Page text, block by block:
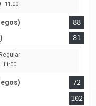
11:00
88
81
11:00
72
102